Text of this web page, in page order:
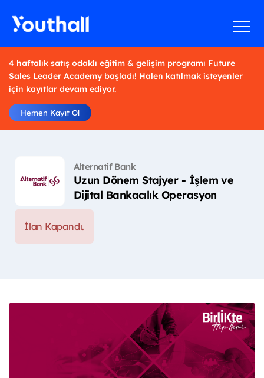
4 haftalık satış odaklı eğitim & gelişim programı Future
Sales Leader Academy başladı! Halen katılmak isteyenler
için kayıtlar devam ediyor.
Hemen Kayıt Ol
Alternatif Bank
Uzun Dönem Stajyer - İşlem ve
Dijital Bankacılık Operasyon
İlan Kapandı.